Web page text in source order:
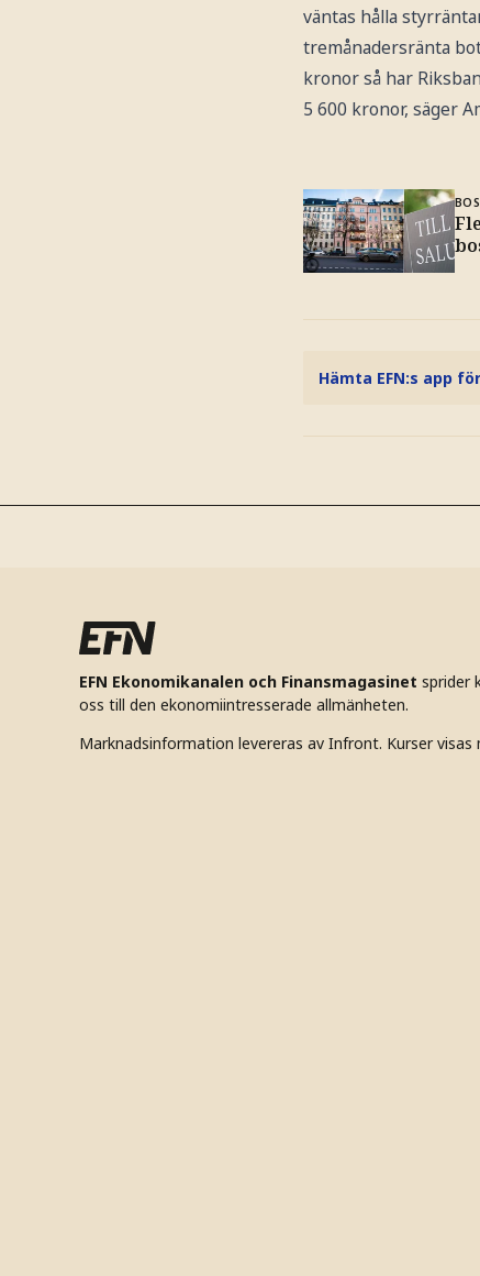
väntas hålla
tremånadersränta
kronor så har
5 600 kronor, säger
Hämta EFN:s app
EFN Ekonomikanalen och Finansmagasinet sprider
oss till den ekonomiintresserade allmänheten.
Marknadsinformation levereras av Infront. Kurser